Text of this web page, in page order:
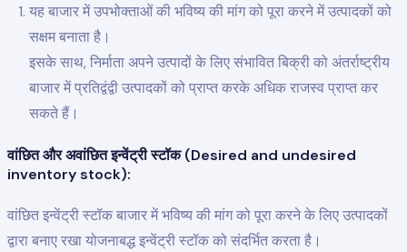
यह बाजार में उपभोक्ताओं की भविष्य की मांग को पूरा करने में उत्पादकों को
सक्षम बनाता है।
इसके साथ, निर्माता अपने उत्पादों के लिए संभावित बिक्री को अंतर्राष्ट्रीय
बाजार में प्रतिद्वंद्वी उत्पादकों को प्राप्त करके अधिक राजस्व प्राप्त कर
सकते हैं।
वांछित और अवांछित इन्वेंट्री स्टॉक (Desired and undesired
inventory stock):
वांछित इन्वेंट्री स्टॉक बाजार में भविष्य की मांग को पूरा करने के लिए उत्पादकों
द्वारा बनाए रखा योजनाबद्ध इन्वेंट्री स्टॉक को संदर्भित करता है।